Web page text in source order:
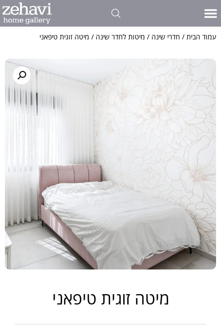
עמוד הבית / חדרי שינה / מיטות לחדר שינה / מיטה זוגית טיפאני
מיטה זוגית טיפאני